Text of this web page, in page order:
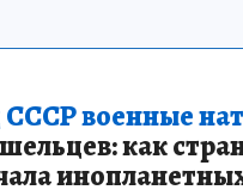
военные
как